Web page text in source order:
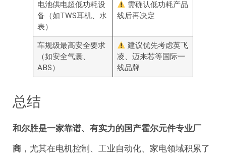
电池供电超低功耗设
备（如TWS耳机、水
表）
需确认低功耗产品
线后再决定
车规级最高安全要求
（如安全气囊、
ABS）
建议优先考虑英飞
凌、迈来芯等国际一
线品牌
总结
和尔胜是一家靠谱、有实力的国产霍尔元件专业厂
商 ，尤其在电机控制、工业自动化、家电领域积累了